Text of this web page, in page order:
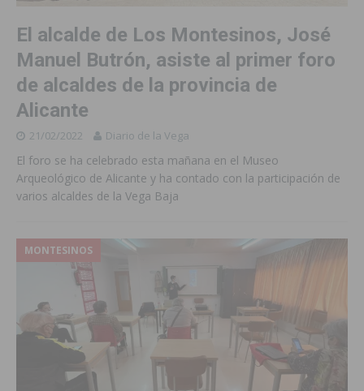
El alcalde de Los Montesinos, José
Manuel Butrón, asiste al primer foro
de alcaldes de la provincia de
Alicante
21/02/2022 Diario de la Vega
El foro se ha celebrado esta mañana en el Museo
Arqueológico de Alicante y ha contado con la participación de
varios alcaldes de la Vega Baja
MONTESINOS